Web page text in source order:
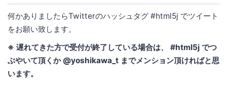
何かありましたらTwitterのハッシュタグ #html5j でツイート
をお願い致します。
※ 遅れてきた方で受付が終了している場合は、 #html5j でつ
ぶやいて頂くか @yoshikawa_t までメンション頂ければと思
います。